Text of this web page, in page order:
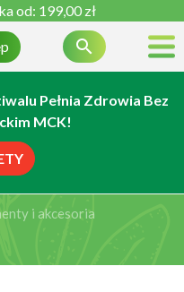
od: 199,00 zł

Pełnia Zdrowia Bez
MCK!
i akcesoria